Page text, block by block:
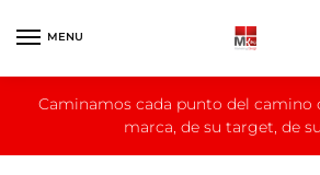
MENU
Caminamos cada punto del camino
marca, de su target, de